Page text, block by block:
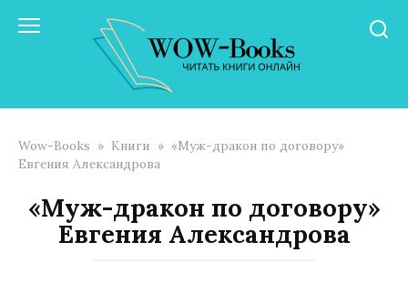
Wow-Books » Книги » «Муж-дракон по договору»
Евгения Александрова
«Муж-дракон по договору»
Евгения Александрова